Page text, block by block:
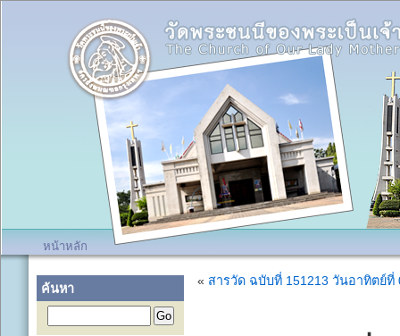
หน้าหลัก
ค้นหา
« สารวัด ฉบับที่ 151213 วันอาทิตย์